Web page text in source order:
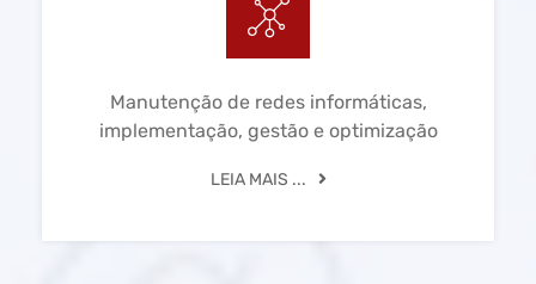
Manutenção de redes informáticas,
implementação, gestão e optimização
LEIA MAIS ...